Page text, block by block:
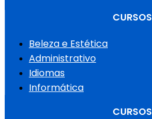
CURSOS
Beleza e Estética
Administrativo
Idiomas
Informática
CURSOS